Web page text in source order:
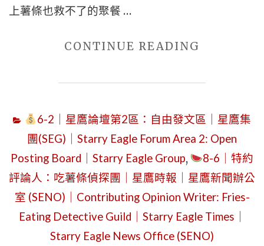
WE
RETIRED
｜
THEY’RE
SKIING
IN
THEIR
上薯條也救不了的聚餐 …
CONTINUE READING
條
探
團
｜
薯
條
也
救
6-2｜星鷹論壇第2區：自由發文區｜星鷹集
團(SEG)｜Starry Eagle Forum Area 2: Open
Posting Board｜Starry Eagle Group,
8-6｜特約
評論人：吃薯條偵探團｜星鷹時報｜星鷹新聞辦公
室 (SENO)｜Contributing Opinion Writer: Fries-
Eating Detective Guild｜Starry Eagle Times｜
Starry Eagle News Office (SENO)